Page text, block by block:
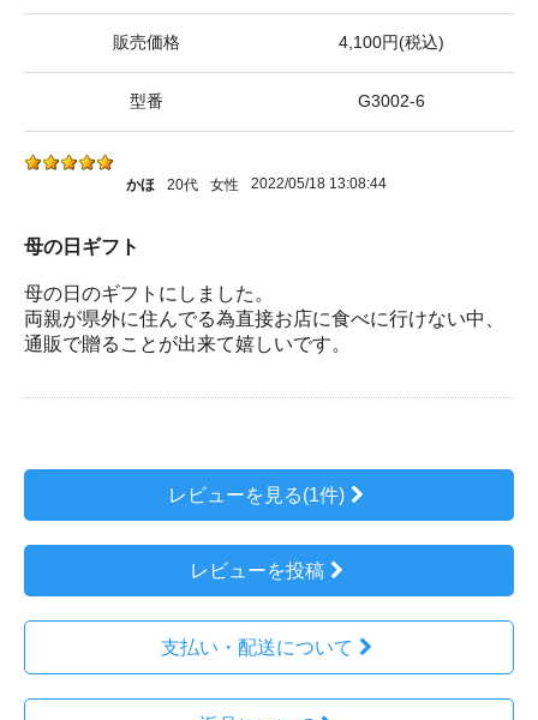
販売価格 4,100円(税込)
型番 G3002-6
かほ 20代 女性 2022/05/18 13:08:44
母の日ギフト
母の日のギフトにしました。
両親が県外に住んでる為直接お店に食べに行けない中、
通販で贈ることが出来て嬉しいです。
レビューを見る(1件)
レビューを投稿
支払い・配送について